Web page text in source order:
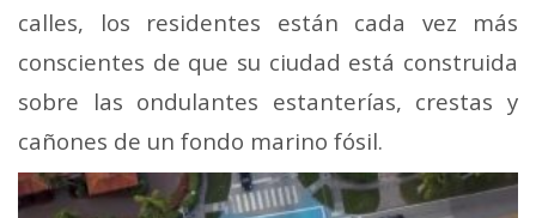
calles, los residentes están cada vez más
conscientes de que su ciudad está construida
sobre las ondulantes estanterías, crestas y
cañones de un fondo marino fósil.